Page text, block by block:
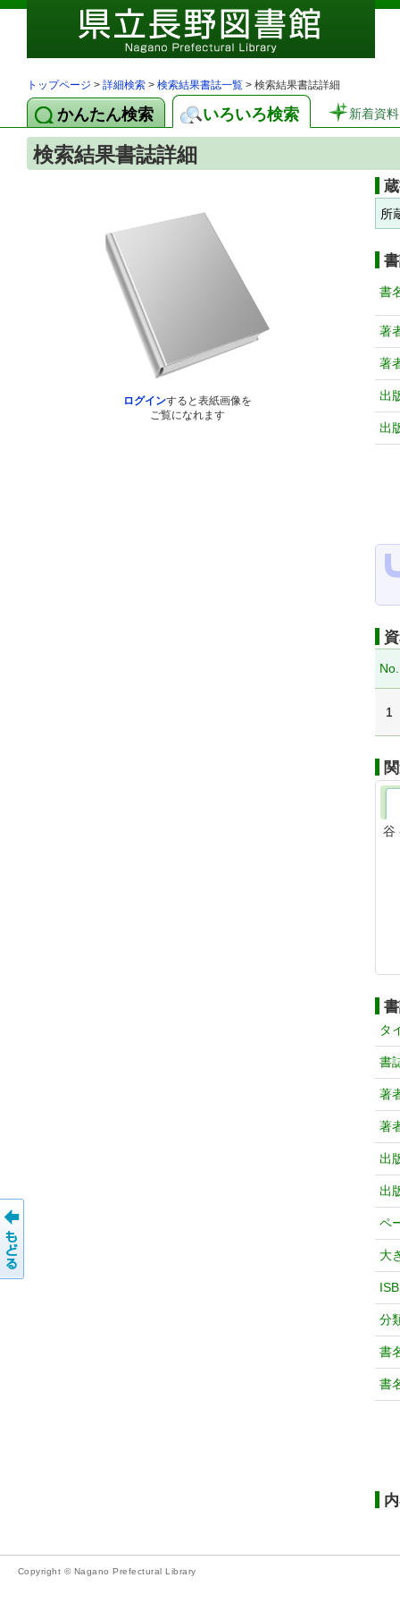
トップページ > 詳細検索 > 検索結果書誌一覧 > 検索結果書誌詳細
かんたん検索 いろいろ検索 新着資料
検索結果書誌詳細
ログインすると表紙画像を
ご覧になれます
所
書
著
著
出
出
No.
1
谷
タ
書
著
著
出
出
ペ
大
分
書
書
Copyright © Nagano Prefectural Library